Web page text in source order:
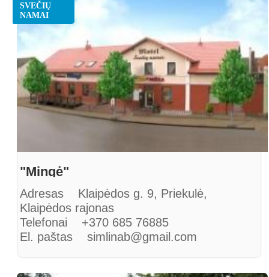
SVEČIŲ
NAMAI
"Mingė"
Adresas Klaipėdos g. 9, Priekulė,
Klaipėdos rajonas
Telefonai +370 685 76885
El. paštas simlinab@gmail.com